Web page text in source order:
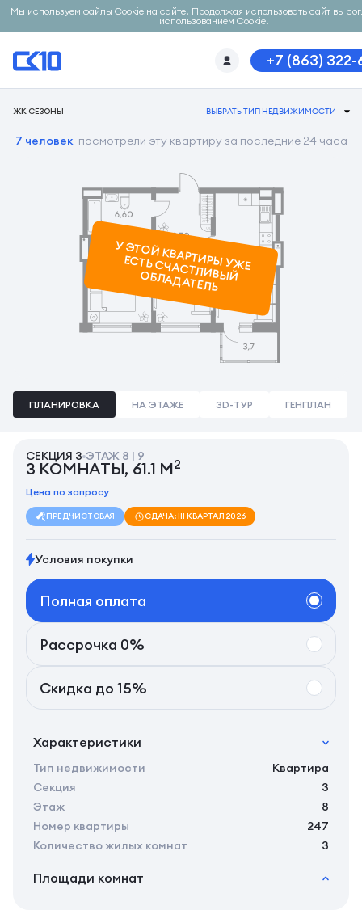
Мы используем файлы Cookie на сайте. Продолжая использовать сайт вы
использованием Cookie.
+7 (863)
ЖК СЕЗОНЫ ВЫБРАТЬ ТИП НЕДВИЖИМОСТИ
7 человек посмотрели эту квартиру за последние 24 часа
У ЭТОЙ КВАРТИРЫ УЖ
Е
ЕСТЬ СЧАСТЛИВЫЙ ОБЛАДАТЕЛЬ
ПЛАНИРОВКА НА ЭТАЖЕ 3D-ТУР ГЕНПЛАН
СЕКЦИЯ 3 ЭТАЖ 8 | 9
3 КОМНАТЫ, 61.1 М2
Цена по запросу
ПРЕДЧИСТОВАЯ СДАЧА: III КВАРТАЛ 2026
Условия покупки
Полная оплата
Рассрочка 0%
Скидка до 15%
Характеристики
Тип недвижимости
Квартира
Секция
3
Этаж
8
Номер квартиры
247
Количество жилых комнат
3
Площади комнат